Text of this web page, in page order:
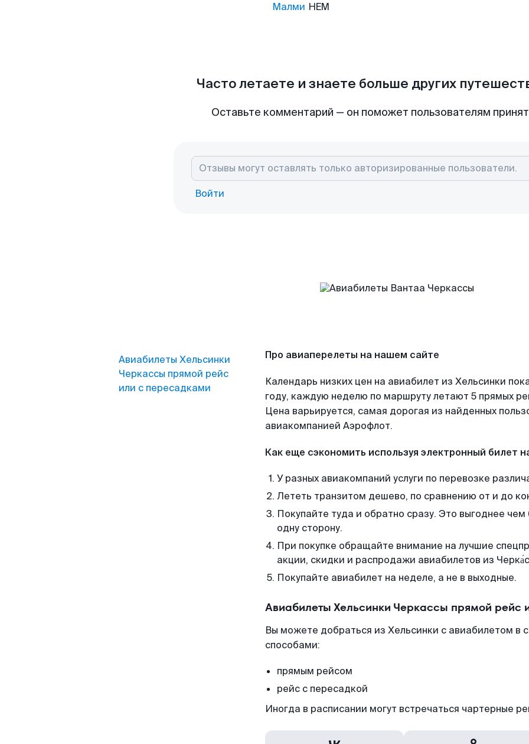
Малми HEM
Часто летаете и знаете больше других
Оставьте комментарий — он поможет пользователям
Войти
Авиабилеты Хельсинки
Черкассы прямой рейс
или с пересадками
Про авиаперелеты на нашем сайте
Календарь низких цен на авиабилет из Хельсинки
году, каждую неделю по маршруту летают 5 прямых
Цена варьируется, самая дорогая из найденных
авиакомпанией Аэрофлот.
Как еще сэкономить используя электронный билет
У разных авиакомпаний услуги по перевозке
Лететь транзитом дешево, по сравнению от и до
Покупайте туда и обратно сразу. Это выгоднее
одну сторону.
При покупке обращайте внимание на лучшие
акции, скидки и распродажи авиабилетов из
Покупайте авиабилет на неделе, а не в выходные.
Авиабилеты Хельсинки Черкассы прямой рейс
Вы можете добраться из Хельсинки с авиабилетом в
способами:
прямым рейсом
рейс с пересадкой
Иногда в расписании могут встречаться чартерные